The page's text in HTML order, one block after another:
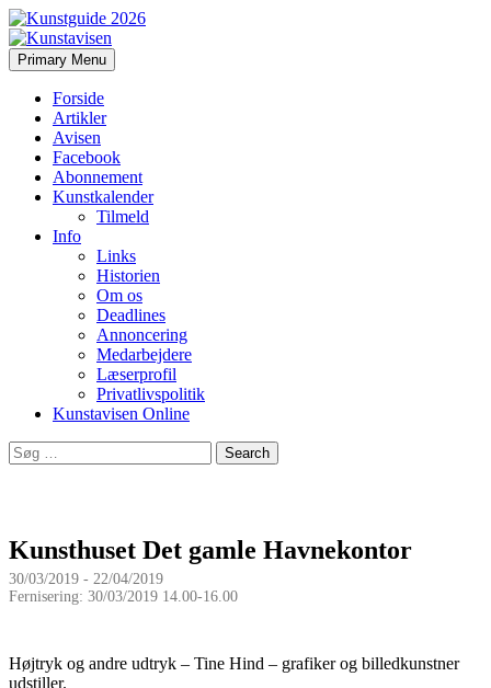
Kunstavisen
Search
Primary Menu Skip
to
Forside
Artikler
Avisen
Facebook
Abonnement
Kunstkalender
Tilmeld
Info
Links
Historien
Om os
Deadlines
Annoncering
Medarbejdere
Læserprofil
Privatlivspolitik
Kunstavisen Online
Search
for:
Kunsthuset Det gamle Havnekontor
30/03/2019 - 22/04/2019
Fernisering: 30/03/2019 14.00-16.00
Højtryk og andre udtryk – Tine Hind – grafiker og billedkunstner
udstiller.